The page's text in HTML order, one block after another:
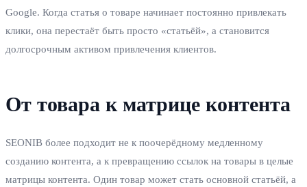
Google. Когда статья о товаре начинает постоянно привлекать
клики, она перестаёт быть просто «статьёй», а становится
долгосрочным активом привлечения клиентов.
От товара к матрице контента
SEONIB более подходит не к поочерёдному медленному
созданию контента, а к превращению ссылок на товары в целые
матрицы контента. Один товар может стать основной статьёй, а